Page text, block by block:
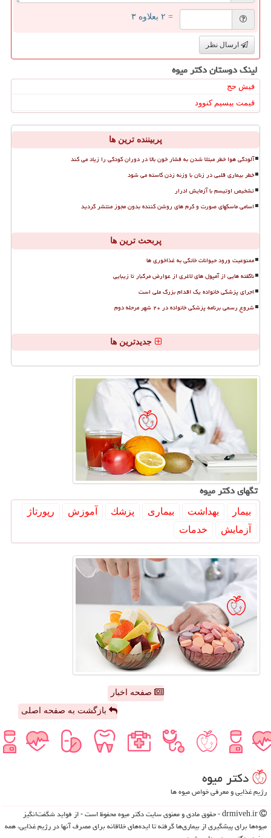
= ۲ بعلاوه ۳
ارسال نظر
لینک دوستان دكتر میوه
فیش حج
قیمت بیسیم کنوود
پربیننده ترین ها
آلودگی هوا خطر مبتلا شدن به فشار خون بالا در دوران کودکی را زیاد می کند
خطر بیماری قلبی در زنان با وزنه زدن کاسته می شود
تشخیص اوتیسم با آزمایش ادرار
اسامی ماسکهای صورت و کرم های روشن کننده بدون مجوز منتشر گردید
پربحث ترین ها
ممنوعیت ورود حیوانات خانگی به غذاخوری ها
ناگفته هایی از آمپول های لاغری از عوارض مرگبار تا زیبایی
اجرای پزشکی خانواده یک اقدام بزرگ ملی است
شروع رسمی برنامه پزشکی خانواده در ۲۰ شهر مرحله دوم
جدیدترین ها
تگهای دكتر میوه
بیمار بهداشت بیماری پزشك آموزش
رپورتاژ
آزمایش
خدمات
صفحه اخبار
بازگشت به صفحه اصلی
دكتر میوه
رژیم غذایی و معرفی خواص میوه ها
drmiveh.ir - حقوق مادی و معنوی سایت دكتر میوه محفوظ است - از فواید شگفت‌انگیز
میوه‌ها برای پیشگیری از بیماری‌ها گرفته تا ایده‌های خلاقانه برای مصرف آنها در رژیم غذایی، همه